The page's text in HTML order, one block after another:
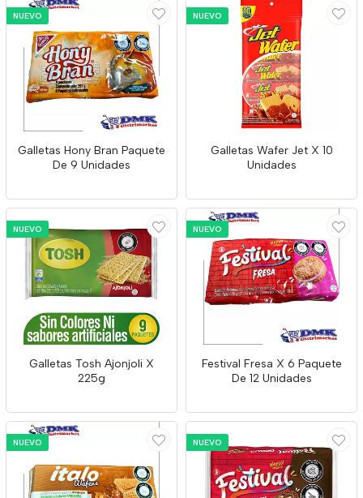
NUEVO
Galletas Hony Bran Paquete
De 9 Unidades
NUEVO
Galletas Wafer Jet X 10
Unidades
NUEVO
Galletas Tosh Ajonjoli X
225g
NUEVO
Festival Fresa X 6 Paquete
De 12 Unidades
NUEVO NUEVO